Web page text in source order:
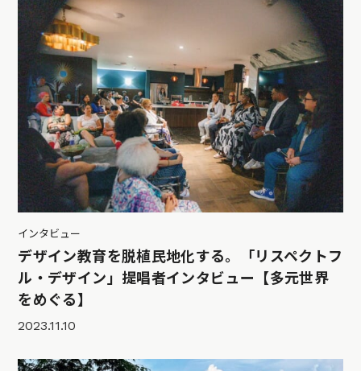
インタビュー
デザイン教育を脱植民地化する。「リスペクトフ
ル・デザイン」提唱者インタビュー【多元世界
をめぐる】
2023.11.10